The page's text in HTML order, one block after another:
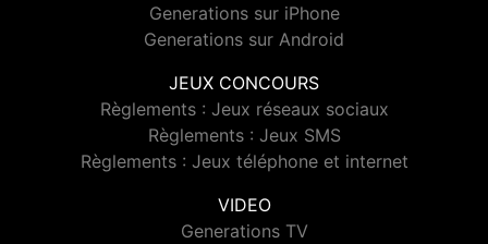
Generations sur iPhone
Generations sur Android
JEUX CONCOURS
Règlements : Jeux réseaux sociaux
Règlements : Jeux SMS
Règlements : Jeux téléphone et internet
VIDEO
Generations TV